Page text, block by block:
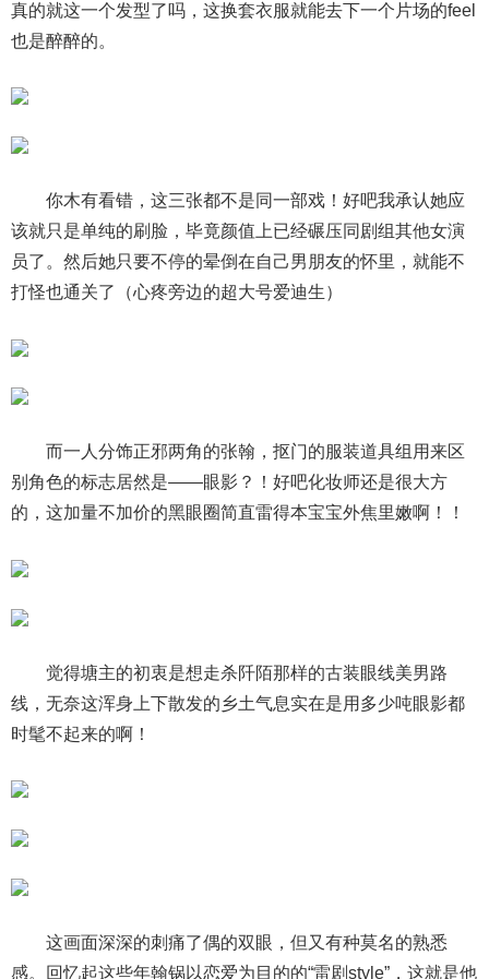
真的就这一个发型了吗，这换套衣服就能去下一个片场的feel
也是醉醉的。
你木有看错，这三张都不是同一部戏！好吧我承认她应
该就只是单纯的刷脸，毕竟颜值上已经碾压同剧组其他女演
员了。然后她只要不停的晕倒在自己男朋友的怀里，就能不
打怪也通关了（心疼旁边的超大号爱迪生）
而一人分饰正邪两角的张翰，抠门的服装道具组用来区
别角色的标志居然是——眼影？！好吧化妆师还是很大方
的，这加量不加价的黑眼圈简直雷得本宝宝外焦里嫩啊！！
觉得塘主的初衷是想走杀阡陌那样的古装眼线美男路
线，无奈这浑身上下散发的乡土气息实在是用多少吨眼影都
时髦不起来的啊！
这画面深深的刺痛了偶的双眼，但又有种莫名的熟悉
感。回忆起这些年翰锅以恋爱为目的的“雷剧style”，这就是他